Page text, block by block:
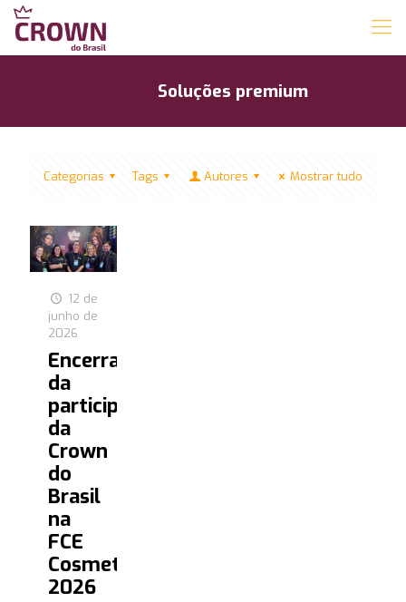
Soluções premium
Categorias Tags Autores Mostrar tudo
12 de
junho de
2026
Encerramento
da
participação
da
Crown
do
Brasil
na
FCE
Cosmetique
2026